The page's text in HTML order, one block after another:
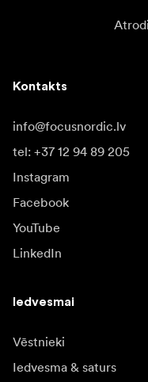
Kontakts
info@focusnordic.lv
tel: +37 12 94 89 205
Instagram
Facebook
YouTube
LinkedIn
Iedvesmai
Vēstnieki
Iedvesma & saturs